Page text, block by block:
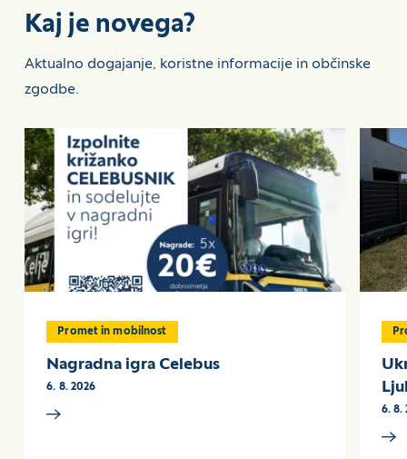
Kaj je novega?
Aktualno dogajanje, koristne informacije in občinske
zgodbe.
Promet in mobilnost
Nagradna igra Celebus
6. 8. 2026
6. 8.